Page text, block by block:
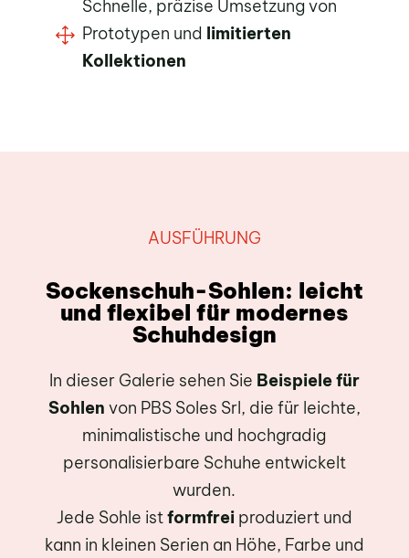
1
Schnelle, präzise Umsetzung von
Prototypen und limitierten
Kollektionen
AUSFÜHRUNG
Sockenschuh-Sohlen: leicht
und flexibel für modernes
Schuhdesign
In dieser Galerie sehen Sie Beispiele für
Sohlen von PBS Soles Srl, die für leichte,
minimalistische und hochgradig
personalisierbare Schuhe entwickelt
wurden.
Jede Sohle istformfreiproduziert und
kann in kleinen Serien an Höhe, Farbe und